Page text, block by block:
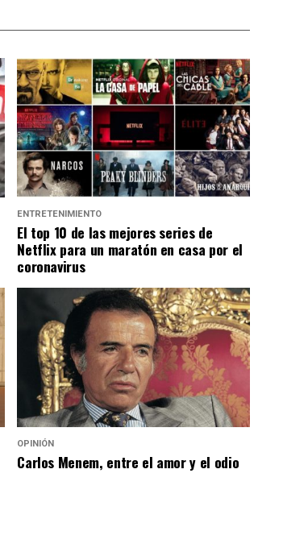
ENTRETENIMIENTO
El top 10 de las mejores series de
Netflix para un maratón en casa por el
coronavirus
OPINIÓN
Carlos Menem, entre el amor y el odio